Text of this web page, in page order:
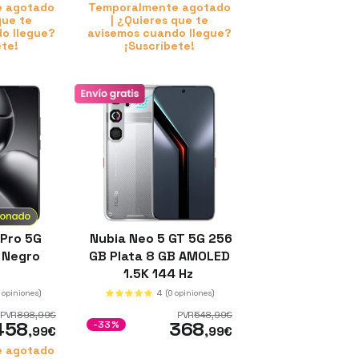
agotado
te
llegue?
Temporalmente agotado
| ¿Quieres que te
avisemos cuando llegue?
¡Suscríbete!
5G
Negro
opiniones)
PVR898,99€
,99€
agotado
Nubia Neo 5 GT 5G 256
GB Plata 8 GB AMOLED
1.5K 144 Hz
4 (0 opiniones)
PVR548,99€
368,99€
-33%